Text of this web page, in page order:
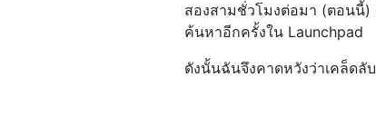
สองสามชั่วโมงต่อมา (ตอนนี้
ค้นหาอีกครั้งใน Launchpad
ดังนั้นฉันจึงคาดหวังว่าเคล็ดลั